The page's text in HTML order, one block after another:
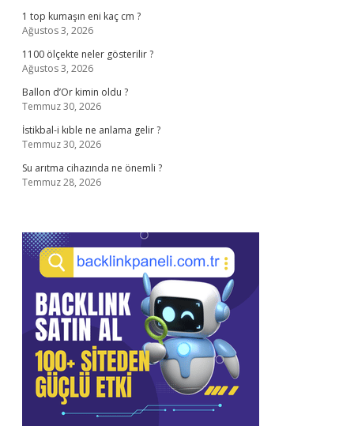
1 top kumaşın eni kaç cm ?
Ağustos 3, 2026
1100 ölçekte neler gösterilir ?
Ağustos 3, 2026
Ballon d’Or kimin oldu ?
Temmuz 30, 2026
İstikbal-i kıble ne anlama gelir ?
Temmuz 30, 2026
Su arıtma cihazında ne önemli ?
Temmuz 28, 2026